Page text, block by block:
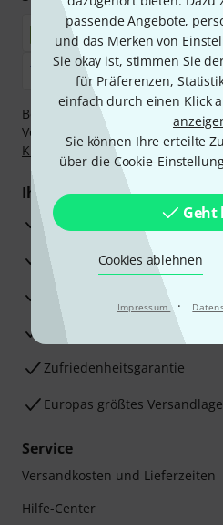
passende Angebote,
und das Merken von
Sie okay ist, stimmen Sie
für Präferenzen,
einfach durch einen Klick
Sie können Ihre erteilte
über die Cookie-
Geht
Cookies ablehnen
Impressum ·
Bezahlen Sie vertraulich und
Vorkasse, PayPal, Amazon Pay,
Klarna Ratenzahlungoder
Ihre Vorteile
3 Jahre Thomann Garantie
30 Tage Money-Back-Garantie
Beratung durch Fachexperten
Zufriedenheitsgarantie
Europas größtes
Service
Versandkosten und Lieferzeiten
Hilfe-Center